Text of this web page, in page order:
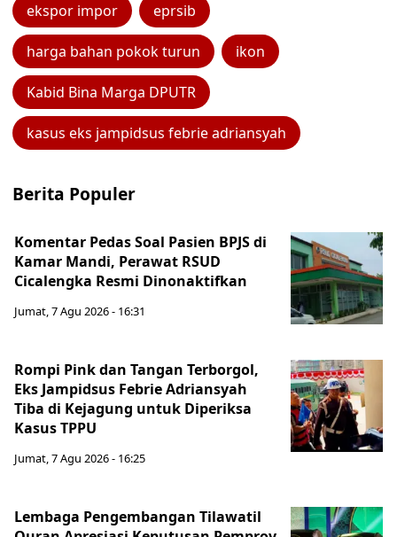
ekspor impor eprsib
harga bahan pokok turun ikon
Kabid Bina Marga DPUTR
kasus eks jampidsus febrie adriansyah
Berita Populer
Komentar Pedas Soal Pasien BPJS di
Kamar Mandi, Perawat RSUD
Cicalengka Resmi Dinonaktifkan
Jumat, 7 Agu 2026 - 16:31
Rompi Pink dan Tangan Terborgol,
Eks Jampidsus Febrie Adriansyah
Tiba di Kejagung untuk Diperiksa
Kasus TPPU
Jumat, 7 Agu 2026 - 16:25
Lembaga Pengembangan Tilawatil